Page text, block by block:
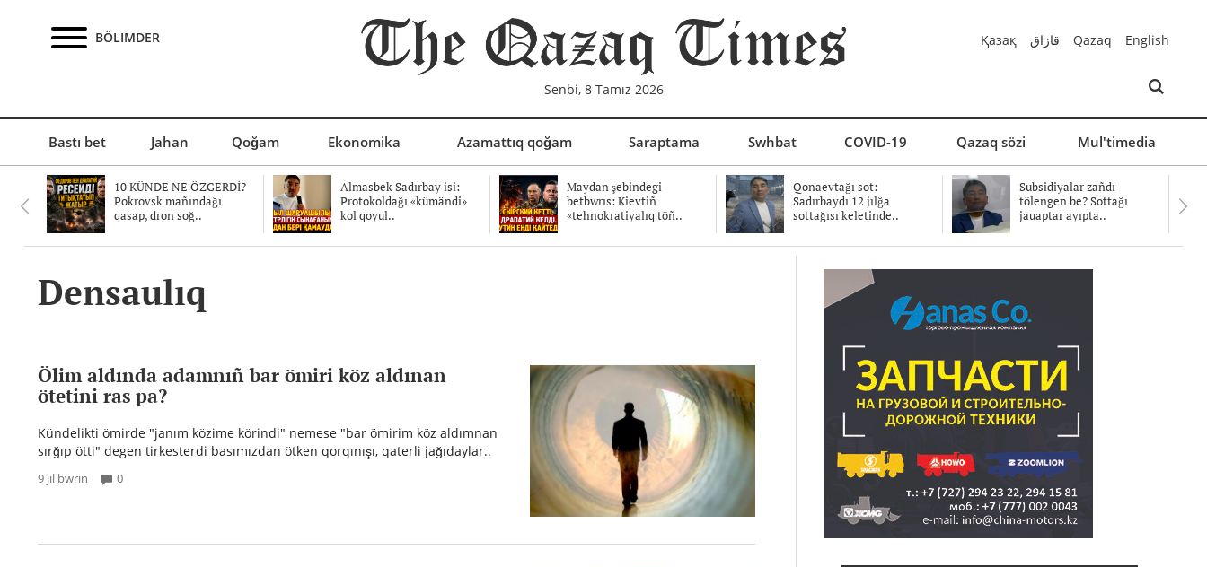
BÖLIMDER
Senbi, 8 Tamız 2026
Қазақ قازاق Qazaq English
Bastı bet Jahan Qoğam Ekonomika Azamattıq qoğam Saraptama Swhbat COVID-19 Qazaq sözi Mul'timedia
10 KÜNDE NE ÖZGERDİ?
Pokrovsk mañındağı
qasap, dron soğ..
Almasbek Sadırbay isi:
Protokoldağı «kümändi»
kol qoyul..
Maydan şebindegi
betbwrıs: Kievtiñ
«tehnokratiyalıq töñ..
Qonaevtağı sot:
Sadırbaydı 12 jılğa
sottağısı keletinde..
Subsidiyalar zañdı
tölengen be? Sottağı
jauaptar ayıpta..
Densaulıq
Ölim aldında adamnıñ bar ömiri köz aldınan
ötetini ras pa?
Kündelikti ömirde "janım közime körindi" nemese "bar ömirim köz aldımnan
sırğıp ötti" degen tirkesterdi basımızdan ötken qorqınışı, qaterli jağıdaylar..
9 jıl bwrın 0